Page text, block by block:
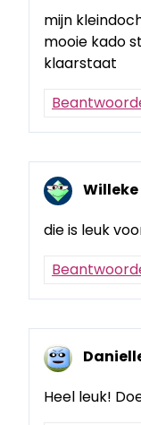
mijn
mooie kado
klaarstaat
Willeke
die is leuk
Heel leuk!